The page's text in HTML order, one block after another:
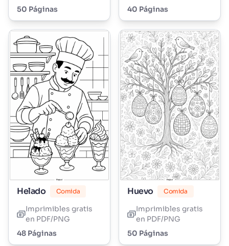
50 Páginas
40 Páginas
Helado Comida
Imprimibles gratis
en PDF/PNG
48 Páginas
Huevo Comida
Imprimibles gratis
en PDF/PNG
50 Páginas